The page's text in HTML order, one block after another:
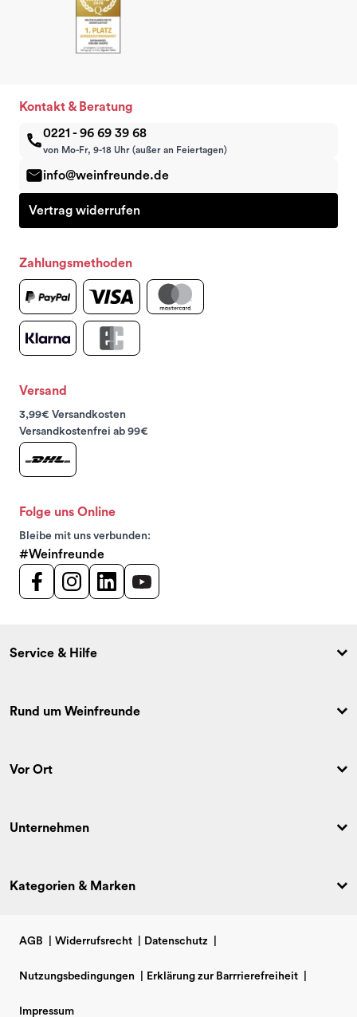
Kontakt & Beratung
0221 - 96 69 39 68
von Mo-Fr, 9-18 Uhr (außer an Feiertagen)
info@weinfreunde.de
Vertrag widerrufen
Zahlungsmethoden
Versand
3,99€ Versandkosten
Versandkostenfrei ab 99€
Folge uns Online
Bleibe mit uns verbunden:
#Weinfreunde
Service & Hilfe
Rund um Weinfreunde
Vor Ort
Unternehmen
Kategorien & Marken
AGB Widerrufsrecht Datenschutz
Nutzungsbedingungen Erklärung zur Barrrierefreiheit
Impressum